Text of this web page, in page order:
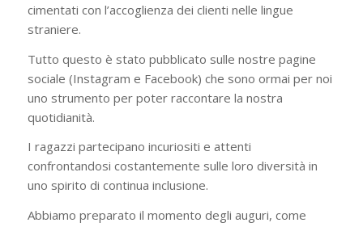
cimentati con l’accoglienza dei clienti nelle lingue
straniere.
Tutto questo è stato pubblicato sulle nostre pagine
sociale (Instagram e Facebook) che sono ormai per noi
uno strumento per poter raccontare la nostra
quotidianità.
I ragazzi partecipano incuriositi e attenti
confrontandosi costantemente sulle loro diversità in
uno spirito di continua inclusione.
Abbiamo preparato il momento degli auguri, come